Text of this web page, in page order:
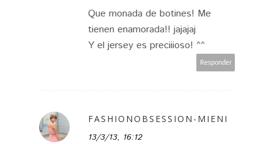
Que monada de botines! Me
tienen enamorada!! jajajaj
Y el jersey es preciiioso! ^^
Responder
FASHIONOBSESSION-MIENI
13/3/13, 16:12